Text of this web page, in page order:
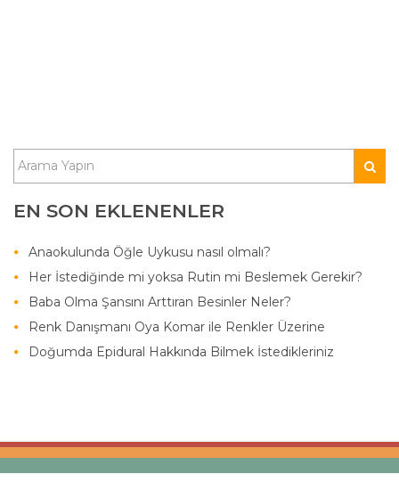
EN SON EKLENENLER
Anaokulunda Öğle Uykusu nasıl olmalı?
Her İstediğinde mi yoksa Rutin mi Beslemek Gerekir?
Baba Olma Şansını Arttıran Besinler Neler?
Renk Danışmanı Oya Komar ile Renkler Üzerine
Doğumda Epidural Hakkında Bilmek İstedikleriniz